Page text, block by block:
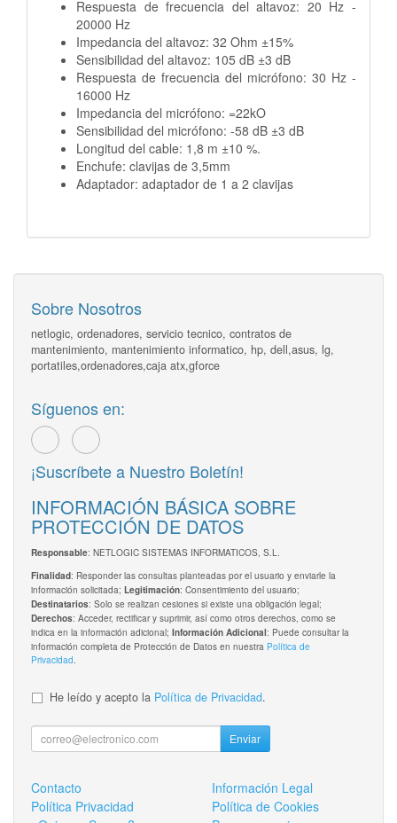
Respuesta de frecuencia del altavoz: 20 Hz -
20000 Hz
Impedancia del altavoz: 32 Ohm ±15%
Sensibilidad del altavoz: 105 dB ±3 dB
Respuesta de frecuencia del micrófono: 30 Hz -
16000 Hz
Impedancia del micrófono: =22kO
Sensibilidad del micrófono: -58 dB ±3 dB
Longitud del cable: 1,8 m ±10 %.
Enchufe: clavijas de 3,5mm
Adaptador: adaptador de 1 a 2 clavijas
Sobre Nosotros
netlogic, ordenadores, servicio tecnico, contratos de
mantenimiento, mantenimiento informatico, hp, dell,asus, lg,
portatiles,ordenadores,caja atx,gforce
Síguenos en:
¡Suscríbete a Nuestro Boletín!
INFORMACIÓN BÁSICA SOBRE
PROTECCIÓN DE DATOS
Responsable: NETLOGIC SISTEMAS INFORMATICOS, S.L.
Finalidad: Responder las consultas planteadas por el usuario y enviarle la
información solicitada; Legitimación: Consentimiento del usuario;
Destinatarios: Solo se realizan cesiones si existe una obligación legal;
Derechos: Acceder, rectificar y suprimir, así como otros derechos, como se
indica en la información adicional; Información Adicional: Puede consultar la
información completa de Protección de Datos en nuestra Política de
Privacidad
He leído y acepto la Política de Privacidad.
Enviar
Contacto
Información Legal
Política Privacidad
Política de Cookies